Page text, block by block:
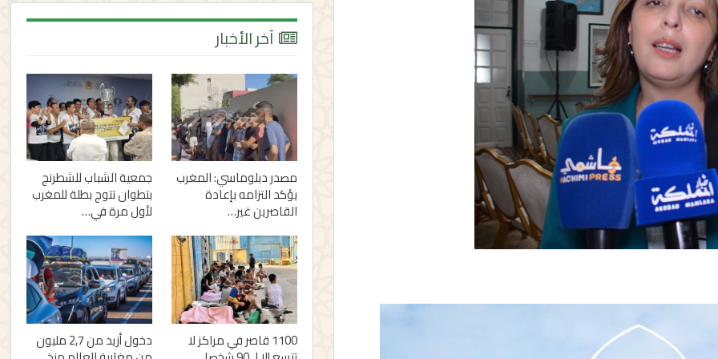
آخر الأخبار
مصدر دبلوماسي: المغرب
يؤكد التزامه بإعادة
القاصرين غير…
جمعية الشباب للشطرنج
بتطوان تتوج بطلة للمغرب
لأول مرة في…
1100 قاصر في مراكز لا دخول أزيد من 2,7 مليون